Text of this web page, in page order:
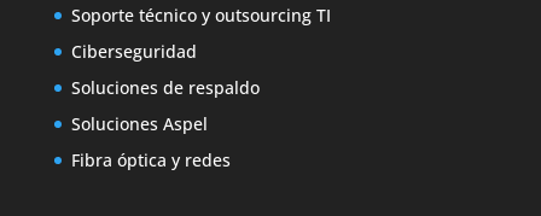
Soporte técnico y outsourcing TI
Ciberseguridad
Soluciones de respaldo
Soluciones Aspel
Fibra óptica y redes